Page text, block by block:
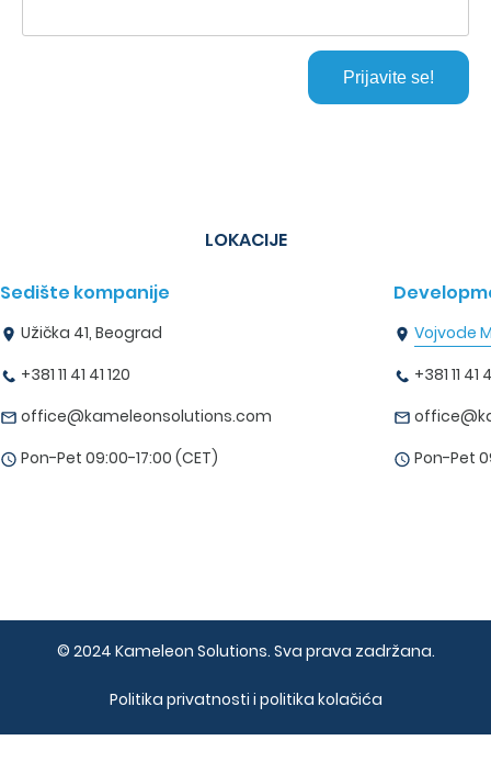
LOKACIJE
Sedište kompanije
Užička 41, Beograd
+381 11 41 41 120
office@kameleonsolutions.com
Pon-Pet 09:00-17:00 (CET)
Vojvode
+381 11 41
Pon-Pet
© 2024 Kameleon Solutions. Sva prava zadržana.
Politika privatnosti i politika kolačića